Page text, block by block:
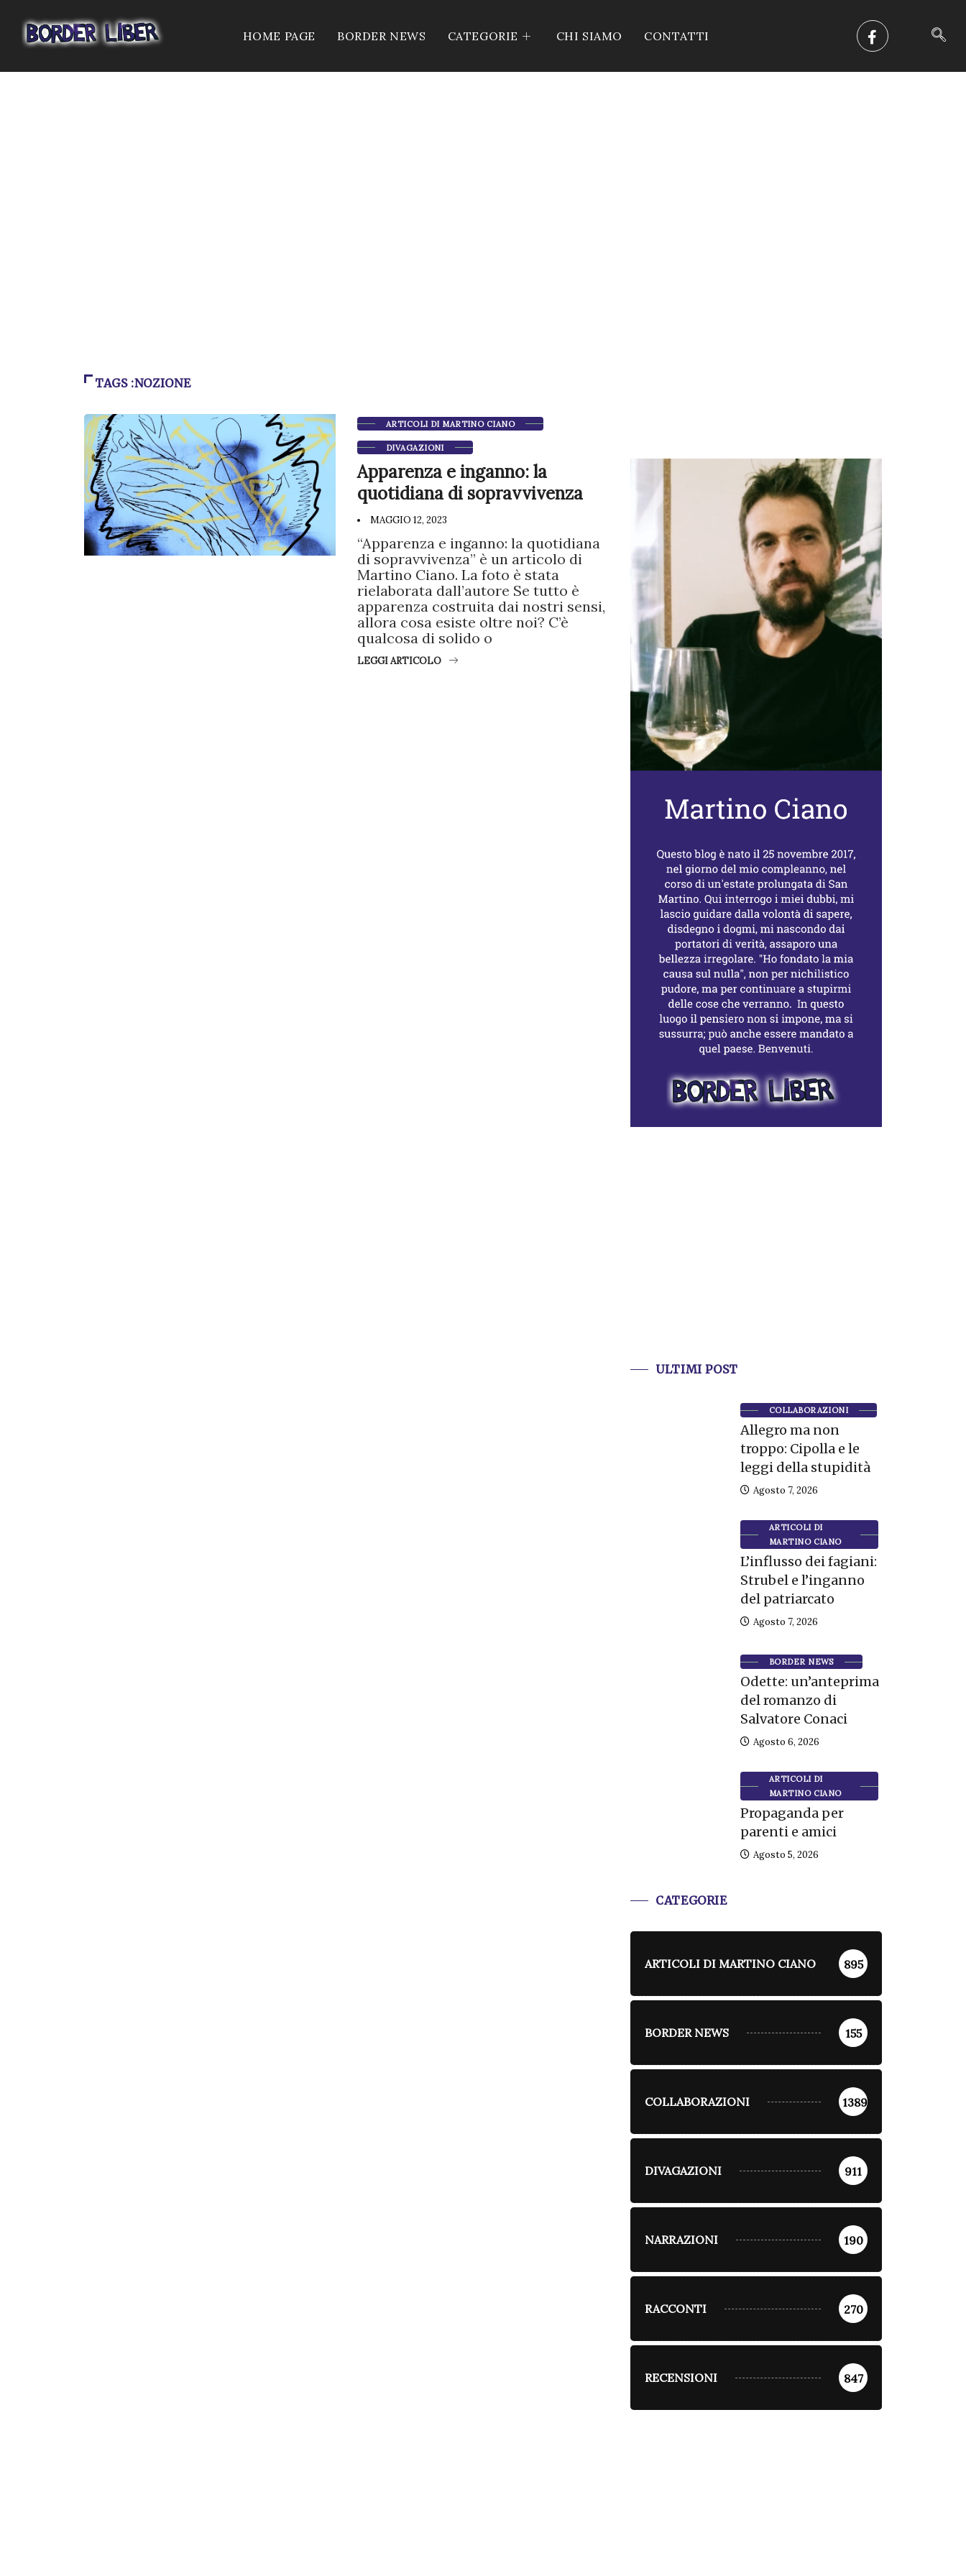
HOME PAGE BORDER NEWS CATEGORIE CHI SIAMO CONTATTI
TAGS :NOZIONE
ARTICOLI DI MARTINO CIANO
DIVAGAZIONI
Apparenza e inganno: la
quotidiana di sopravvivenza
MAGGIO 12, 2023
“Apparenza e inganno: la quotidiana
di sopravvivenza” è un articolo di
Martino Ciano. La foto è stata
rielaborata dall’autore Se tutto è
apparenza costruita dai nostri sensi,
allora cosa esiste oltre noi? C’è
qualcosa di solido o
LEGGI ARTICOLO
ULTIMI POST
COLLABORAZIONI
Allegro ma non
troppo: Cipolla e le
leggi della stupidità
Agosto 7, 2026
ARTICOLI DI
MARTINO CIANO
L’influsso dei fagiani:
Strubel e l’inganno
del patriarcato
Agosto 7, 2026
BORDER NEWS
Odette: un’anteprima
del romanzo di
Salvatore Conaci
Agosto 6, 2026
ARTICOLI DI
MARTINO CIANO
Propaganda per
parenti e amici
Agosto 5, 2026
CATEGORIE
ARTICOLI DI MARTINO CIANO 895
BORDER NEWS 155
COLLABORAZIONI 1389
DIVAGAZIONI 911
NARRAZIONI 190
RACCONTI 270
RECENSIONI 847